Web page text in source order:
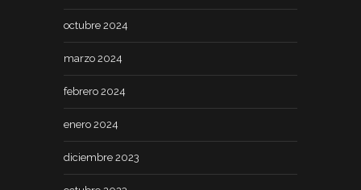
octubre 2024
marzo 2024
febrero 2024
enero 2024
diciembre 2023